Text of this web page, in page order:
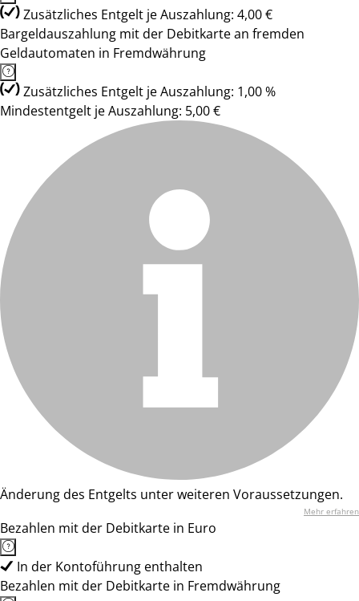
Zusätzliches Entgelt je Auszahlung: 4,00 €
Bargeldauszahlung mit der Debitkarte an fremden
Geldautomaten in Fremdwährung
Zusätzliches Entgelt je Auszahlung: 1,00 %
Mindestentgelt je Auszahlung: 5,00 €
Änderung des Entgelts unter weiteren Voraussetzungen.
Mehr erfahren
Bezahlen mit der Debitkarte in Euro
In der Kontoführung enthalten
Bezahlen mit der Debitkarte in Fremdwährung